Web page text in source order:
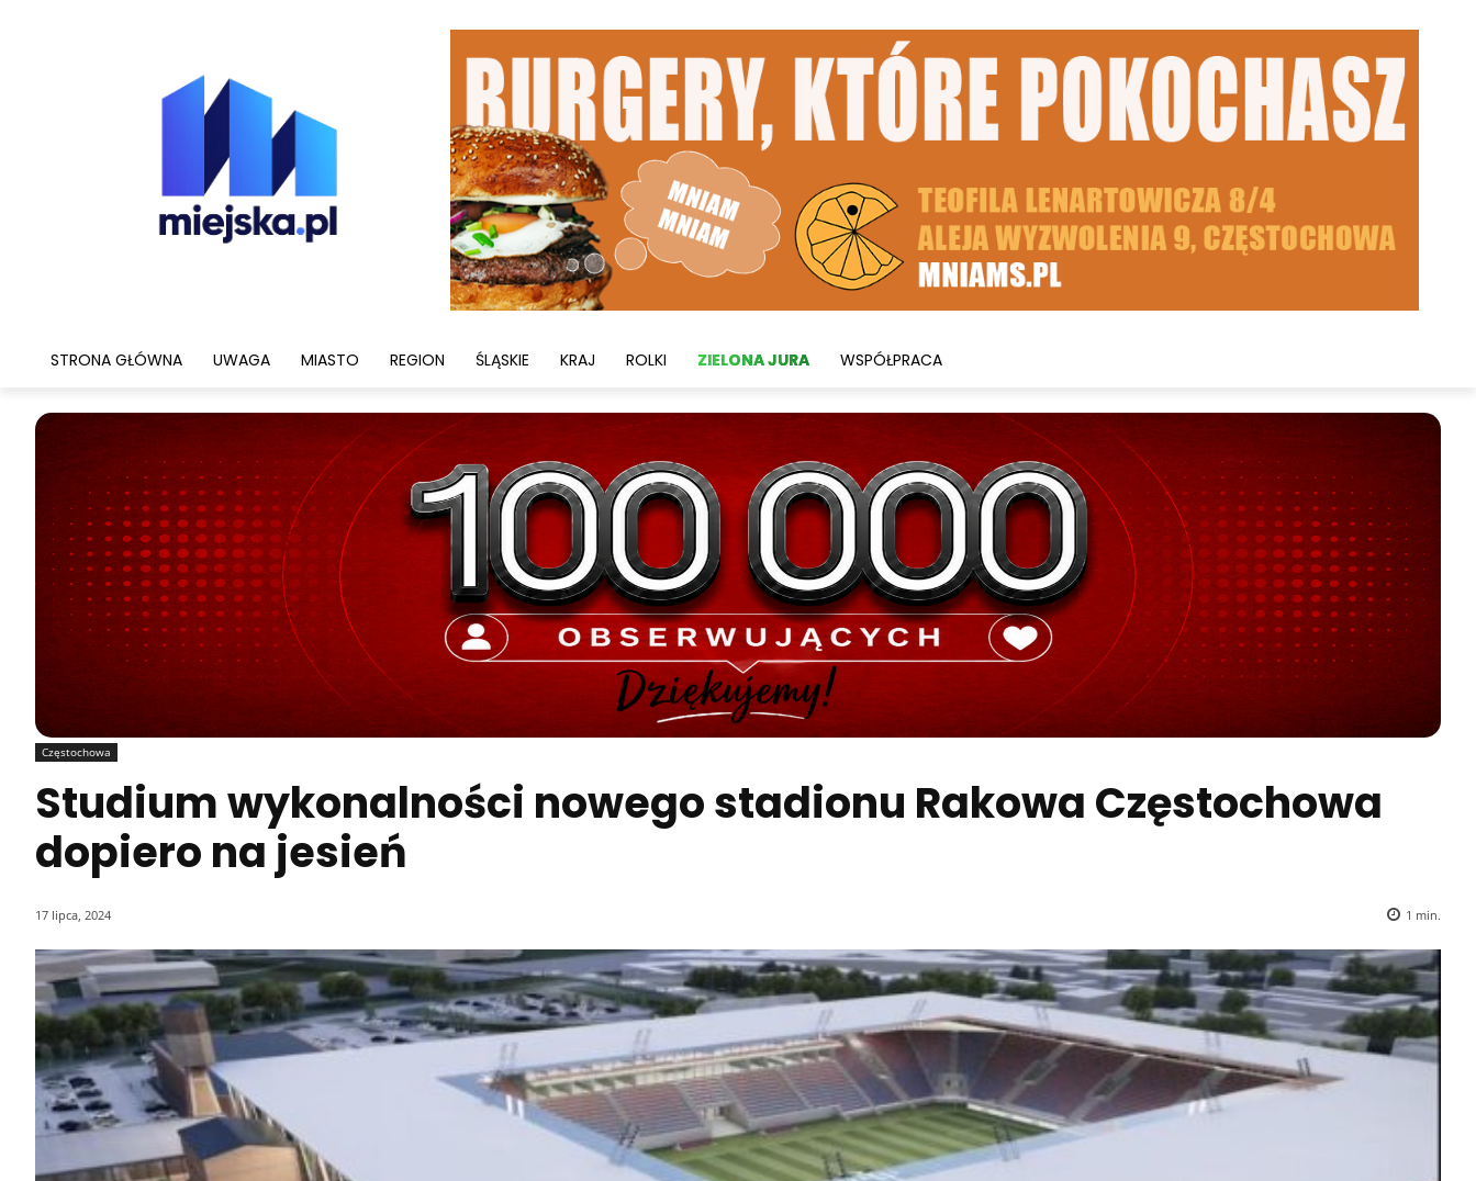
STRONA GŁÓWNA UWAGA MIASTO REGION ŚLĄSKIE KRAJ ROLKI ZIELONA JURA WSPÓŁPRACA
Częstochowa
Studium wykonalności nowego stadionu Rakowa Częstochowa
dopiero na jesień
17 lipca, 2024 1 min.